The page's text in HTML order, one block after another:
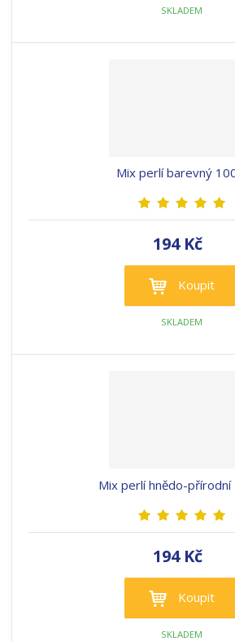
SKLADEM
Mix perlí barevný
194 Kč
Koupit
SKLADEM
Mix perlí hnědo-přírodní
194 Kč
Koupit
SKLADEM